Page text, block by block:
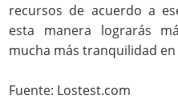
recursos de acuerdo a
esta manera lograrás
mucha más tranquilidad en
Fuente: Lostest.com